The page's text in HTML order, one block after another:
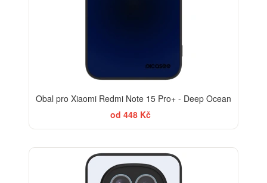
Obal pro Xiaomi Redmi Note 15 Pro+ - Deep Ocean
od 448 Kč